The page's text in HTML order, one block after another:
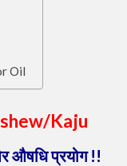
Oil
Kaju
प्रयोग !!